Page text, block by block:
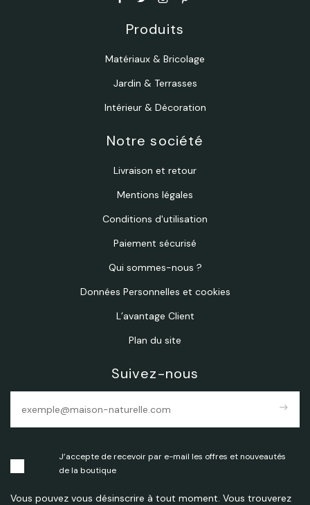
Produits
Matériaux & Bricolage
Jardin & Terrasses
Intérieur & Décoration
Notre société
Livraison et retour
Mentions légales
Conditions d'utilisation
Paiement sécurisé
Qui sommes-nous ?
Données Personnelles et cookies
L’avantage Client
Plan du site
Suivez-nous
east
J’accepte de recevoir par e-mail les offres et nouveautés
de la boutique
Vous pouvez vous désinscrire à tout moment. Vous trouverez